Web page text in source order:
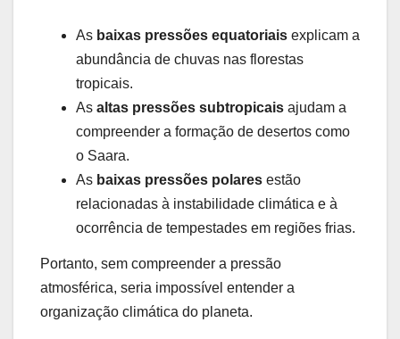
As baixas pressões equatoriais explicam a
abundância de chuvas nas florestas
tropicais.
As altas pressões subtropicais ajudam a
compreender a formação de desertos como
o Saara.
As baixas pressões polares estão
relacionadas à instabilidade climática e à
ocorrência de tempestades em regiões frias.
Portanto, sem compreender a pressão
atmosférica, seria impossível entender a
organização climática do planeta.